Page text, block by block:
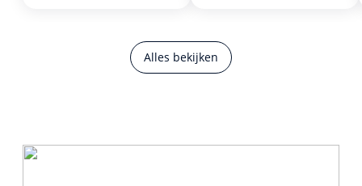
Alles bekijken